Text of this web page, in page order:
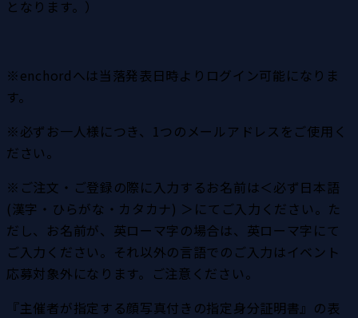
となります。）
※enchordへは当落発表日時よりログイン可能になりま
す。
※必ずお一人様につき、1つのメールアドレスをご使用く
ださい。
※ご注文・ご登録の際に入力するお名前は＜必ず日本語
(漢字・ひらがな・カタカナ) ＞にてご入力ください。た
だし、お名前が、英ローマ字の場合は、英ローマ字にて
ご入力ください。それ以外の言語でのご入力はイベント
応募対象外になります。ご注意ください。
『主催者が指定する顔写真付きの指定身分証明書』の表